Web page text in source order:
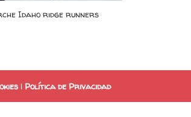
Idaho ridge runners
| Política de Privacidad